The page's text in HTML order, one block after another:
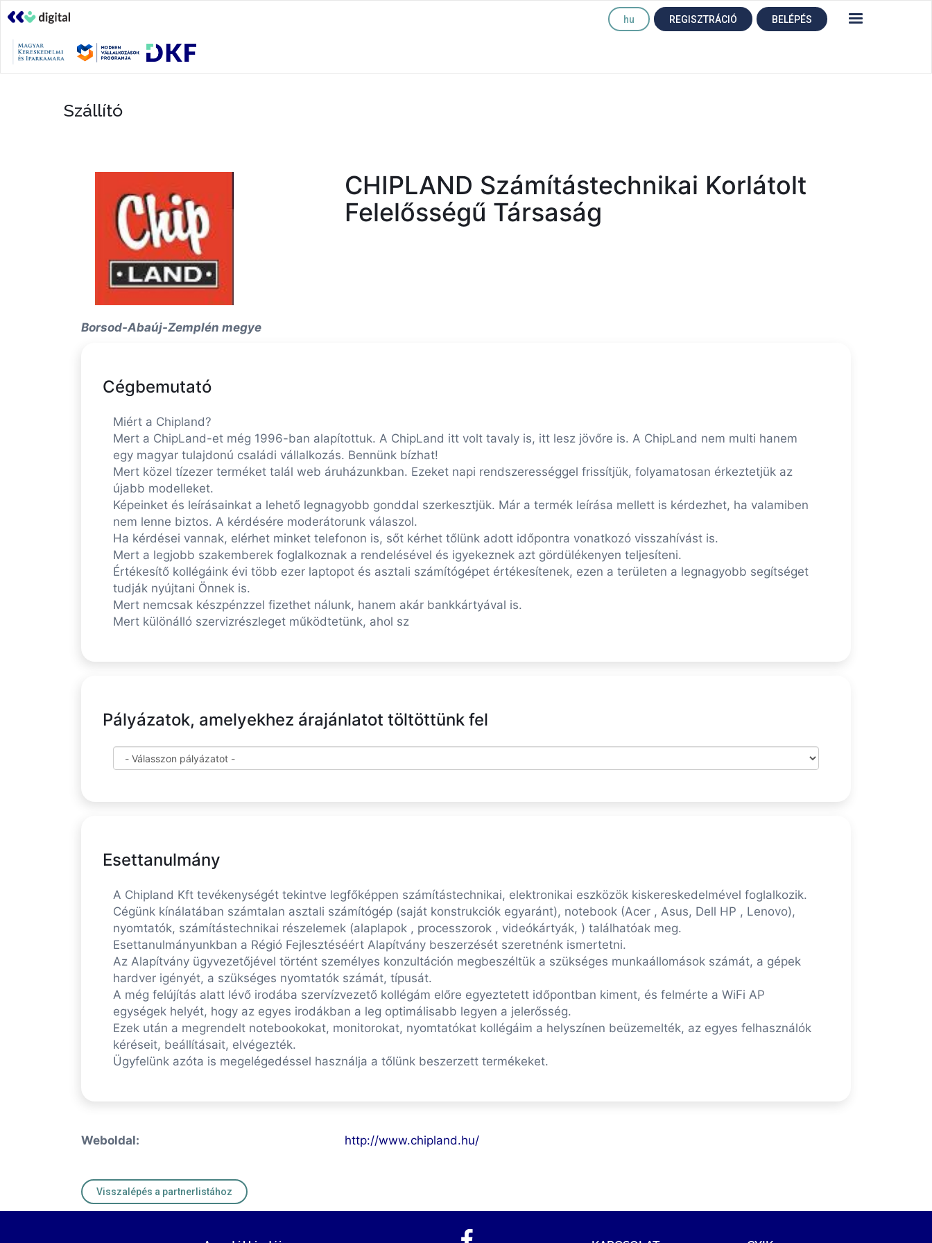
hu REGISZTRÁCIÓ BELÉPÉS
Szállító
CHIPLAND Számítástechnikai Korlátolt
Felelősségű Társaság
Borsod-Abaúj-Zemplén megye
Cégbemutató
Miért a Chipland?
Mert a ChipLand-et még 1996-ban alapítottuk. A ChipLand itt volt tavaly is, itt lesz jövőre is. A ChipLand nem multi hanem
egy magyar tulajdonú családi vállalkozás. Bennünk bízhat!
Mert közel tízezer terméket talál web áruházunkban. Ezeket napi rendszerességgel frissítjük, folyamatosan érkeztetjük az
újabb modelleket.
Képeinket és leírásainkat a lehető legnagyobb gonddal szerkesztjük. Már a termék leírása mellett is kérdezhet, ha valamiben
nem lenne biztos. A kérdésére moderátorunk válaszol.
Ha kérdései vannak, elérhet minket telefonon is, sőt kérhet tőlünk adott időpontra vonatkozó visszahívást is.
Mert a legjobb szakemberek foglalkoznak a rendelésével és igyekeznek azt gördülékenyen teljesíteni.
Értékesítő kollégáink évi több ezer laptopot és asztali számítógépet értékesítenek, ezen a területen a legnagyobb segítséget
tudják nyújtani Önnek is.
Mert nemcsak készpénzzel fizethet nálunk, hanem akár bankkártyával is.
Mert különálló szervizrészleget működtetünk, ahol sz
Pályázatok, amelyekhez árajánlatot töltöttünk fel
Esettanulmány
A Chipland Kft tevékenységét tekintve legfőképpen számítástechnikai, elektronikai eszközök kiskereskedelmével foglalkozik.
Cégünk kínálatában számtalan asztali számítógép (saját konstrukciók egyaránt), notebook (Acer , Asus, Dell HP , Lenovo),
nyomtatók, számítástechnikai részelemek (alaplapok , processzorok , videókártyák, ) találhatóak meg.
Esettanulmányunkban a Régió Fejlesztéséért Alapítvány beszerzését szeretnénk ismertetni.
Az Alapítvány ügyvezetőjével történt személyes konzultáción megbeszéltük a szükséges munkaállomások számát, a gépek
hardver igényét, a szükséges nyomtatók számát, típusát.
A még felújítás alatt lévő irodába szervízvezető kollégám előre egyeztetett időpontban kiment, és felmérte a WiFi AP
egységek helyét, hogy az egyes irodákban a leg optimálisabb legyen a jelerősség.
Ezek után a megrendelt notebookokat, monitorokat, nyomtatókat kollégáim a helyszínen beüzemelték, az egyes felhasználók
kéréseit, beállításait, elvégezték.
Ügyfelünk azóta is megelégedéssel használja a tőlünk beszerzett termékeket.
Weboldal: http://www.chipland.hu/
Visszalépés a partnerlistához